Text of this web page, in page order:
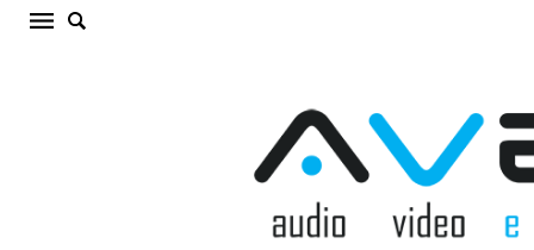
KEF LSX II Soundwave by Terence Conran
Bezvadu akustiskā sistēma (cena par kompl.)